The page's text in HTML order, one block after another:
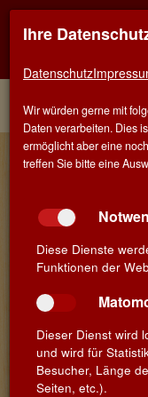
Home Winzer
Unsere
Ihre
Datenschutz
Wir würden gerne mit
Daten verarbeiten. Dies
ermöglicht aber eine
treffen Sie bitte eine
Diese Dienste
Funktionen der
Dieser Dienst wird
und wird für
Besucher, Länge
Seiten, etc.).